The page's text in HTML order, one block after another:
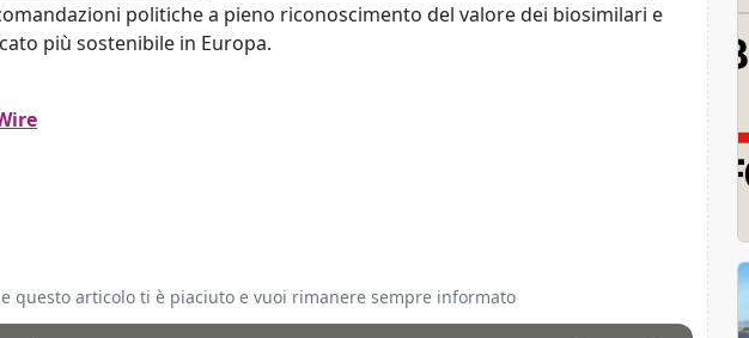
politiche a pieno riconoscimento del valore dei biosimilari e
più sostenibile in Europa.
questo articolo ti è piaciuto e vuoi rimanere sempre informato